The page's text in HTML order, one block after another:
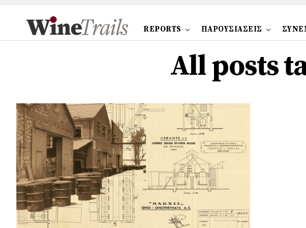
REPORTS ΠΑΡΟΥΣΙΑΣΕΙΣ
All posts